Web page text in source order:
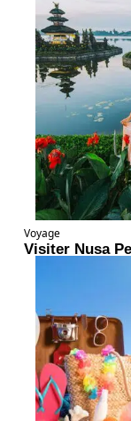
Voyage
Visiter Nusa